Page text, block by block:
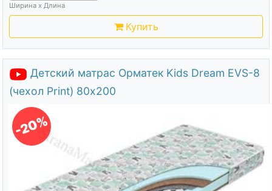
Ширина х Длина
Купить
Детский матрас Орматек Kids Dream EVS-8
(чехол Print) 80х200
-20%